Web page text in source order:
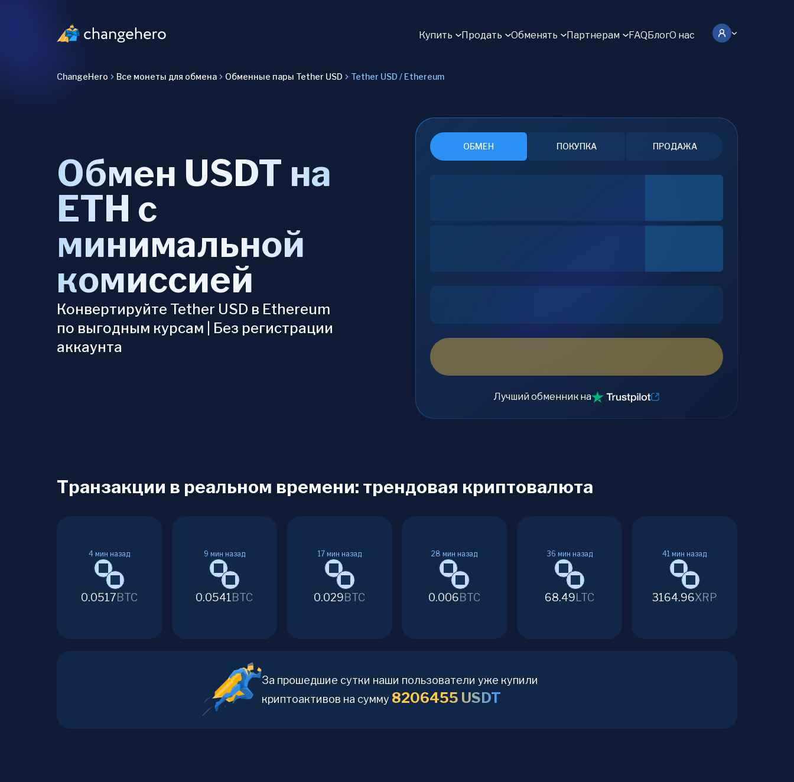
Купить Продать Обменять Партнерам FAQБлогО нас
ChangeHero Все монеты для обмена Обменные пары Tether USD Tether USD / Ethereum
Обмен USDT на
ETH с
минимальной
комиссией
Конвертируйте Tether USD в Ethereum
по выгодным курсам | Без регистрации
аккаунта
ОБМЕН ПОКУПКА ПРОДАЖА
Лучший обменник на
Транзакции в реальном времени: трендовая криптовалюта
4 мин назад
0.0517BTC
9 мин назад
0.0541BTC
17 мин назад
0.029BTC
28 мин назад
0.006BTC
36 мин назад
68.49 LTC
41 мин назад
3164.96XRP
За прошедшие сутки наши пользователи уже купили
криптоактивов на сумму 8206455 USDT